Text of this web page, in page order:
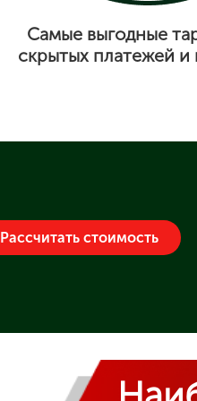
Самые выгодные
скрытых платежей и
Рассчитать стоимость